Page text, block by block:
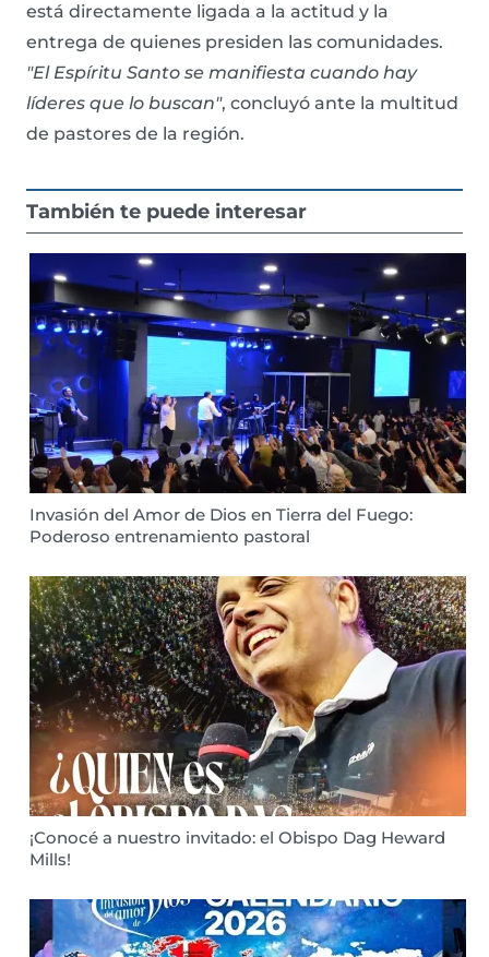
está directamente ligada a la actitud y la
entrega de quienes presiden las comunidades.
"El Espíritu Santo se manifiesta cuando hay
líderes que lo buscan", concluyó ante la multitud
de pastores de la región.
También te puede interesar
Invasión del Amor de Dios en Tierra del Fuego:
Poderoso entrenamiento pastoral
¡Conocé a nuestro invitado: el Obispo Dag Heward
Mills!